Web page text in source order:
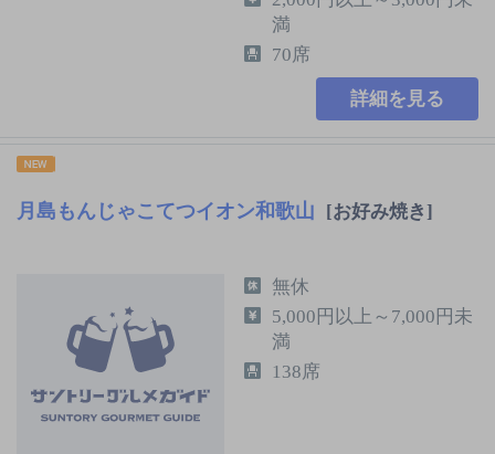
満
70席
詳細を見る
月島もんじゃこてつイオン和歌山 [お好み焼き]
無休
5,000円以上～7,000円未
満
138席